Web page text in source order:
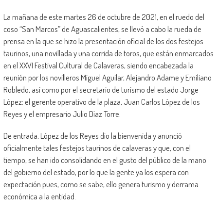
La mañana de este martes 26 de octubre de 2021, en el ruedo del
coso “San Marcos” de Aguascalientes, se llevó a cabo la rueda de
prensa en la que se hizo la presentación oficial de los dos festejos
taurinos, una novillada y una corrida de toros, que están enmarcados
en el XXVI Festival Cultural de Calaveras, siendo encabezada la
reunión por los novilleros Miguel Aguilar, Alejandro Adame y Emiliano
Robledo, así como por el secretario de turismo del estado Jorge
López; el gerente operativo de la plaza, Juan Carlos López de los
Reyes y el empresario Julio Díaz Torre.
De entrada, López de los Reyes dio la bienvenida y anunció
oficialmente tales festejos taurinos de calaveras y que, con el
tiempo, se han ido consolidando en el gusto del público de la mano
del gobierno del estado, por lo que la gente ya los espera con
expectación pues, como se sabe, ello genera turismo y derrama
económica a la entidad.